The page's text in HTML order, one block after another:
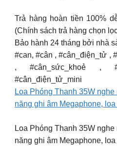
Trả hàng hoàn tiền 100%
(Chính sách trả hàng chọn
Bảo hành 24 tháng bởi nhà
#can, #cân , #cân_điện_tử ,
, #cân_sức_khoẻ ,
#cân_điện_tử_mini
Loa Phóng Thanh 35W
năng ghi âm Megaphone,
Loa Phóng Thanh 35W
năng ghi âm Megaphone,